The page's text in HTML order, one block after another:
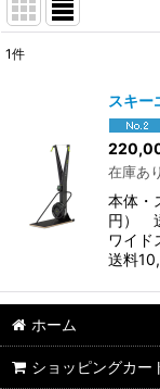
1件
スキー
在庫あり
本体・
円）
ワイ
送料
ホーム
ショッピングカー